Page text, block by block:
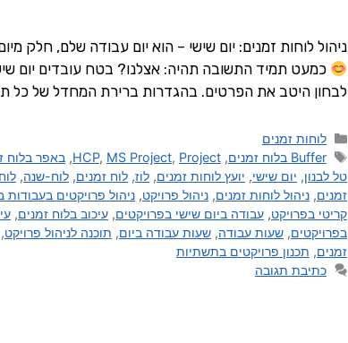
ניהול לוחות זמנים: יום שישי – הוא יום עבודה שלם, חלק
כמעט תמיד התשובה תהיה: אצלנו? בטח עובדים יום
לבחון היטב את הפרטים. בהגדרות ברירת המחדל של כל
לוחות זמנים
Buffer בלוח זמנים
,
HCP, MS Project, Project
,באפר בלוח
טל לבנון, יום שישי, יועץ לוחות זמנים, לוז, לוח זמנים, לוח-שנה,
זמנים, ניהול לוחות זמנים, ניהול פרויקט, ניהול פרויקטים בעבודות
קריטי בפרויקט, עבודה ביום שישי בפרויקטים, עיכוב בלוח זמנים,
בפרויקטים, שעות עבודה, שעות עבודה ביום, תוכנה לניהול פרויקט,
זמנים, תכנון פרויקטים בתשתיות
כתיבת תגובה